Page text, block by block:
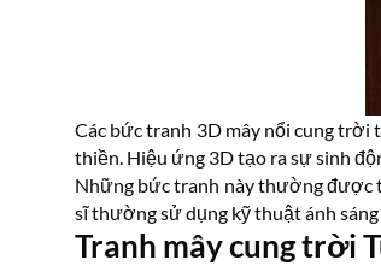
Các bức tranh 3D mây nổi cung trời
thiền. Hiệu ứng 3D tạo ra sự sinh
Những bức tranh này thường được
sĩ thường sử dụng kỹ thuật ánh
Tranh mây cung trời